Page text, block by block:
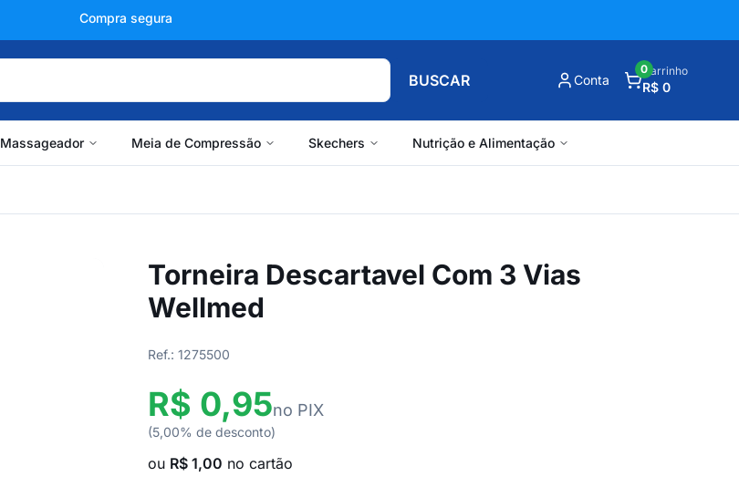
+150 mil avaliações
BUSCAR Conta
Carrinho
R$ 0
0
Massageador Meia de Compressão Skechers Nutrição e Alimentação
Torneira Descartavel Com 3 Vias
Wellmed
Ref.: 1275500
R$ 0,95no PIX
(5,00% de desconto)
ou R$ 1,00 no cartão